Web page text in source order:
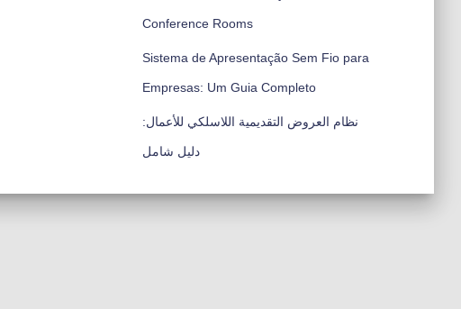
Conference Rooms
Sistema de Apresentação Sem Fio para
Empresas: Um Guia Completo
نظام العروض التقديمية اللاسلكي للأعمال:
دليل شامل